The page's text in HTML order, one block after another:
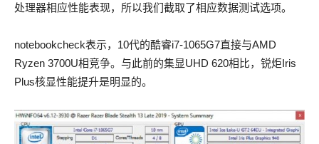
处理器相应性能表现，所以我们截取了相应数据测试选项。
notebookcheck表示，10代的酷睿i7-1065G7直接与AMD
Ryzen 3700U相竞争。与此前的集显UHD 620相比，锐炬Iris
Plus核显性能提升是明显的。